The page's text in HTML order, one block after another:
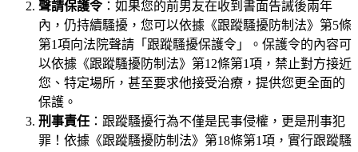
聲請保護令 ：如果您的前男友在收到書面告誡後兩年
內，仍持續騷擾，您可以依據《跟蹤騷擾防制法》第5條
第1項向法院聲請「跟蹤騷擾保護令」。保護令的內容可
以依據《跟蹤騷擾防制法》第12條第1項，禁止對方接近
您、特定場所，甚至要求他接受治療，提供您更全面的
保護。
刑事責任 ：跟蹤騷擾行為不僅是民事侵權，更是刑事犯
罪！依據《跟蹤騷擾防制法》第18條第1項，實行跟蹤騷